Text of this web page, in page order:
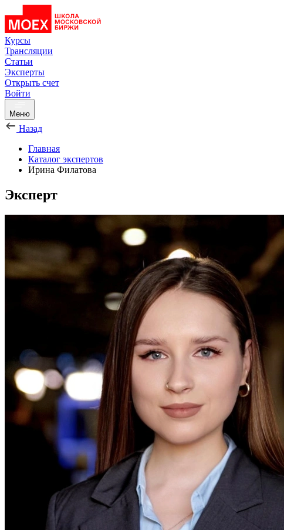
Курсы
Трансляции
Статьи
Эксперты
Открыть счет
Войти
Меню
Назад
Главная
Каталог экспертов
Ирина Филатова
Эксперт